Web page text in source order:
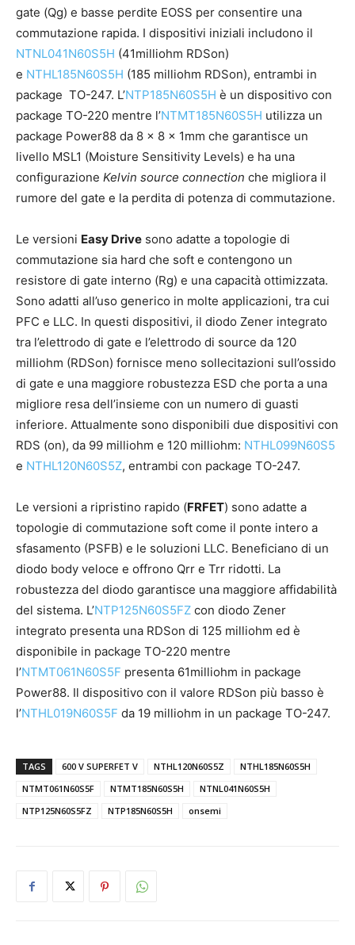
gate (Qg) e basse perdite EOSS per consentire una
commutazione rapida. I dispositivi iniziali includono il
NTNL041N60S5H (41milliohm RDSon)
e NTHL185N60S5H (185 milliohm RDSon), entrambi in
package TO-247. L’NTP185N60S5H è un dispositivo con
package TO-220 mentre l’NTMT185N60S5H utilizza un
package Power88 da 8 x 8 x 1mm che garantisce un
livello MSL1 (Moisture Sensitivity Levels) e ha una
configurazione Kelvin source connection che migliora il
rumore del gate e la perdita di potenza di commutazione.
Le versioni Easy Drive sono adatte a topologie di
commutazione sia hard che soft e contengono un
resistore di gate interno (Rg) e una capacità ottimizzata.
Sono adatti all’uso generico in molte applicazioni, tra cui
PFC e LLC. In questi dispositivi, il diodo Zener integrato
tra l’elettrodo di gate e l’elettrodo di source da 120
milliohm (RDSon) fornisce meno sollecitazioni sull’ossido
di gate e una maggiore robustezza ESD che porta a una
migliore resa dell’insieme con un numero di guasti
inferiore. Attualmente sono disponibili due dispositivi con
RDS (on), da 99 milliohm e 120 milliohm: NTHL099N60S5
e NTHL120N60S5Z, entrambi con package TO-247.
Le versioni a ripristino rapido (FRFET) sono adatte a
topologie di commutazione soft come il ponte intero a
sfasamento (PSFB) e le soluzioni LLC. Beneficiano di un
diodo body veloce e offrono Qrr e Trr ridotti. La
robustezza del diodo garantisce una maggiore affidabilità
del sistema. L’NTP125N60S5FZ con diodo Zener
integrato presenta una RDSon di 125 milliohm ed è
disponibile in package TO-220 mentre
l’NTMT061N60S5F presenta 61milliohm in package
Power88. Il dispositivo con il valore RDSon più basso è
l’NTHL019N60S5F da 19 milliohm in un package TO-247.
TAGS 600 V SUPERFET V NTHL120N60S5Z
NTHL185N60S5H
NTMT061N60S5F
NTMT185N60S5H
NTNL041N60S5H
NTP125N60S5FZ
NTP185N60S5H onsemi